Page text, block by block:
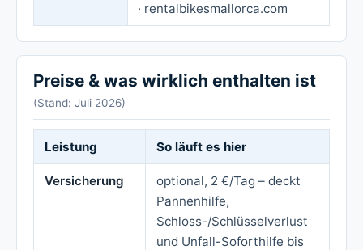
· rentalbikesmallorca.com
Preise & was wirklich enthalten ist
(Stand: Juli 2026)
Leistung So läuft es hier
Versicherung
optional, 2 €/Tag – deckt
Pannenhilfe,
Schloss-/Schlüsselverlust
und Unfall-Soforthilfe bis